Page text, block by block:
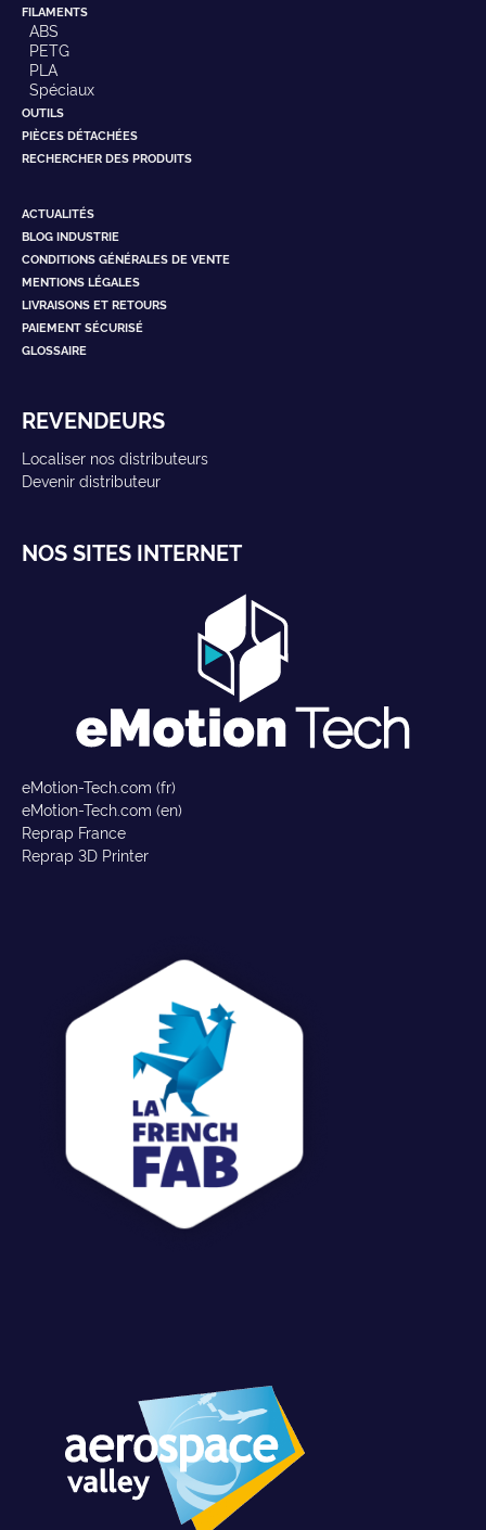
FILAMENTS
ABS
PETG
PLA
Spéciaux
OUTILS
PIÈCES DÉTACHÉES
RECHERCHER DES PRODUITS
ACTUALITÉS
BLOG INDUSTRIE
CONDITIONS GÉNÉRALES DE VENTE
MENTIONS LÉGALES
LIVRAISONS ET RETOURS
PAIEMENT SÉCURISÉ
GLOSSAIRE
REVENDEURS
Localiser nos distributeurs
Devenir distributeur
NOS SITES INTERNET
eMotion-Tech.com (fr)
eMotion-Tech.com (en)
Reprap France
Reprap 3D Printer